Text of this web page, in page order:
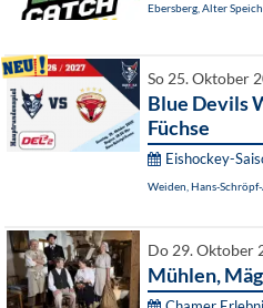
Ebersberg, Alter
So 25. Oktober
Blue Devils
Füchse
Eishockey-
Weiden, Hans-
Do 29. Oktober
Mühlen,